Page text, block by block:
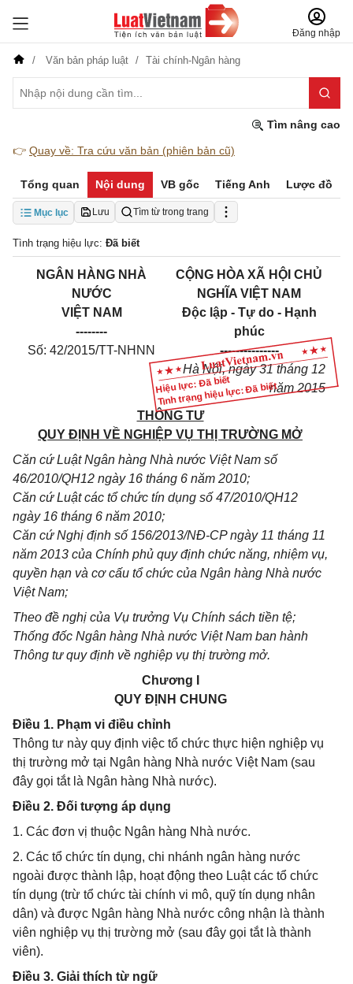
Đăng nhập
Văn bản pháp luật Tài chính-Ngân hàng
Tìm nâng cao
👉 Quay về: Tra cứu văn bản (phiên bản cũ)
Tổng quan Nội dung VB gốc Tiếng Anh Lược đồ
Mục lục Lưu Tìm từ trong trang
Tình trạng hiệu lực: Đã biết
Hiệu lực: Đã biết
Tình trạng hiệu lực: Đã biết
NGÂN HÀNG NHÀ
NƯỚC
VIỆT NAM
--------
Số: 42/2015/TT-NHNN
CỘNG HÒA XÃ HỘI CHỦ
NGHĨA VIỆT NAM
Độc lập - Tự do - Hạnh
phúc
---------------
Hà Nội, ngày 31 tháng 12
năm 2015
THÔNG TƯ
QUY ĐỊNH VỀ NGHIỆP VỤ THỊ TRƯỜNG MỞ
Căn cứ Luật Ngân hàng Nhà nước Việt Nam số
46/2010/QH12 ngày 16 tháng 6 năm 2010;
Căn cứ Luật các tổ chức tín dụng số 47/2010/QH12
ngày 16 tháng 6 năm 2010;
Căn cứ Nghị định số 156/2013/NĐ-CP ngày 11 tháng 11
năm 2013 của Chính phủ quy định chức năng, nhiệm vụ,
quyền hạn và cơ cấu tổ chức của Ngân hàng Nhà nước
Việt Nam;
Theo đề nghị của Vụ trưởng Vụ Chính sách tiền tệ;
Thống đốc Ngân hàng Nhà nước Việt Nam ban hành
Thông tư quy định về nghiệp vụ thị trường mở.
Chương I
QUY ĐỊNH CHUNG
Điều 1. Phạm vi điều chỉnh
Thông tư này quy định việc tổ chức thực hiện nghiệp vụ
thị trường mở tại Ngân hàng Nhà nước Việt Nam (sau
đây gọi tắt là Ngân hàng Nhà nước).
Điều 2. Đối tượng áp dụng
1. Các đơn vị thuộc Ngân hàng Nhà nước.
2. Các tổ chức tín dụng, chi nhánh ngân hàng nước
ngoài được thành lập, hoạt động theo Luật các tổ chức
tín dụng (trừ tổ chức tài chính vi mô, quỹ tín dụng nhân
dân) và được Ngân hàng Nhà nước công nhận là thành
viên nghiệp vụ thị trường mở (sau đây gọi tắt là thành
viên).
Điều 3. Giải thích từ ngữ